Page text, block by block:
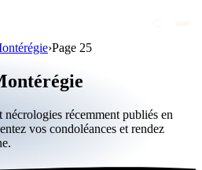
›Page 25
nécrologies récemment publiés en
vos condoléances et rendez